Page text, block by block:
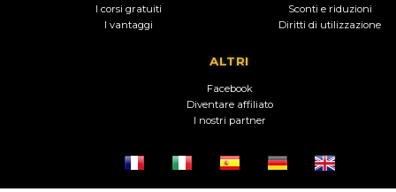
I corsi gratuiti
I vantaggi
Sconti e riduzioni
Diritti di utilizzazione
ALTRI
Facebook
Diventare affiliato
I nostri partner